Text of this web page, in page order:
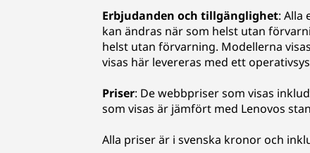
Erbjudanden och tillgänglighet: Alla
kan ändras när som helst utan
helst utan förvarning. Modellerna
visas här levereras med ett
Priser: De webbpriser som visas
som visas är jämfört med Lenovos
Alla priser är i svenska kronor och